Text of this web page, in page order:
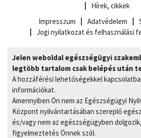
Hírek, cikkek
Impresszum
Adatvédelem
Jogi nyilatkozat és felhasználási
Jelen weboldal egészségügyi
legtöbb tartalom csak belépés után
A hozzáférési lehetőségekkel
információkat.
Amennyiben Ön nem az Egészségügyi
Központ nyilvántartásában szereplő
és/vagy nem az egészségügyben
figyelmeztetés Önnek szól.